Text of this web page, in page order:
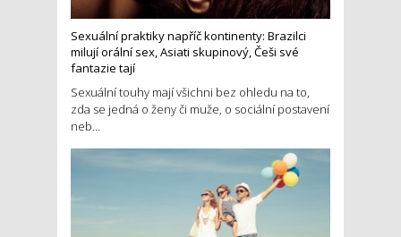
Sexuální praktiky napříč kontinenty: Brazilci
milují orální sex, Asiati skupinový, Češi své
fantazie tají
Sexuální touhy mají všichni bez ohledu na to,
zda se jedná o ženy či muže, o sociální postavení
neb...